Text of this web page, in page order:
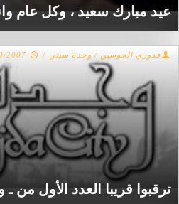
عيد مبارك سعيد ، وكل عام
ترقبوا قريبا العدد الأول
قدوري الحوسين / وجدة سيتي /
2007